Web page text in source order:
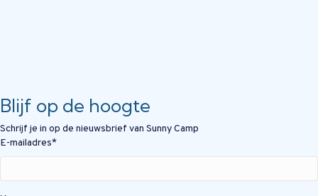
Blijf op de hoogte
Schrijf je in op de nieuwsbrief van Sunny Camp
E-mailadres*